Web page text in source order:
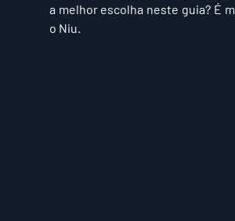
a melhor escolha neste guia? É
o Niu.